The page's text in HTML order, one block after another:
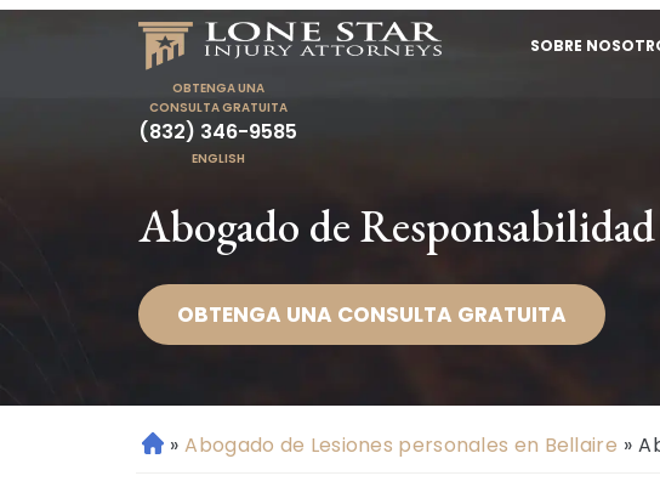
SOBRE
OBTENGA UNA
CONSULTA GRATUITA
(832) 346-9585
ENGLISH
Abogado de
OBTENGA UNA CONSULTA GRATUITA
Ini » Abogado de Lesiones personales en Bellaire »